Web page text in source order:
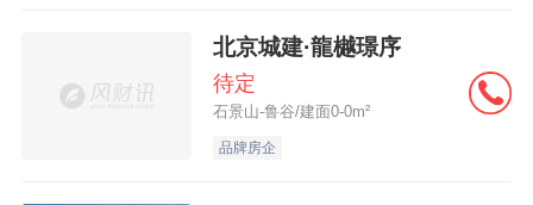
北京城建·龍樾璟序
待定
石景山-鲁谷/建面0-0m²
品牌房企